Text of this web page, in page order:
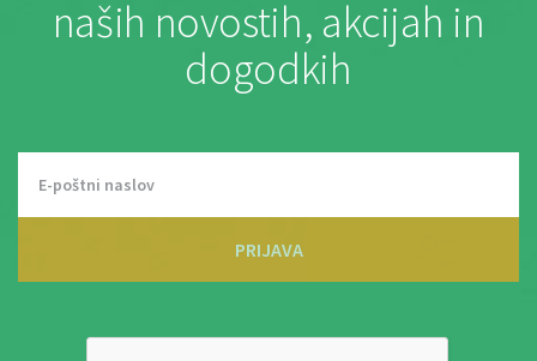
naših novostih, akcijah in
dogodkih
PRIJAVA